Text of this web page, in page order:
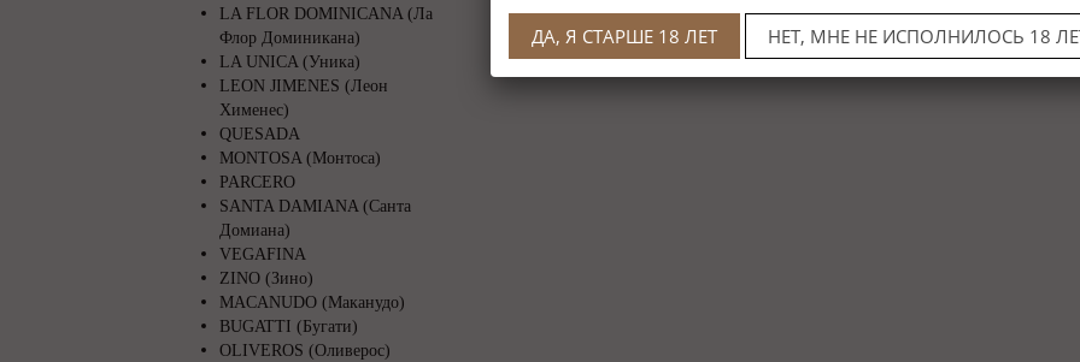
LA FLOR DOMINICANA (Ла
Флор Доминикана)
LA UNICA (Уника)
LEON JIMENES (Леон
Хименес)
QUESADA
MONTOSA (Монтоса)
PARCERO
SANTA DAMIANA (Санта
Домиана)
VEGAFINA
ZINO (Зино)
MACANUDO (Маканудо)
BUGATTI (Бугати)
OLIVEROS (Оливерос)
ДА, Я СТАРШЕ 18 ЛЕТ НЕТ, МНЕ НЕ ИСПОЛНИЛОСЬ 18